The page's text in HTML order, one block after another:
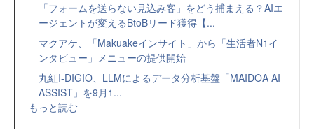
「フォームを送らない見込み客」をどう捕まえる？AIエ
ージェントが変えるBtoBリード獲得【...
マクアケ、「Makuakeインサイト」から「生活者N1イ
ンタビュー」メニューの提供開始
丸紅I-DIGIO、LLMによるデータ分析基盤「MAIDOA AI
ASSIST」を9月1...
もっと読む